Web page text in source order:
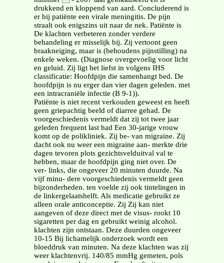
drukkend en kloppend van aard. Concluderend is
er bij patiënte een virale meningitis. De pijn
straalt ook enigszins uit naar de nek. Patiënte is
De klachten verbeteren zonder verdere
behandeling er misselijk bij. Zij vertoont geen
braakneiging, maar is (behoudens pijnstilling) na
enkele weken. (Diagnose overgevoelig voor licht
en geluid. Zij ligt het liefst in volgens IHS
classificatie: Hoofdpijn die samenhangt bed. De
hoofdpijn is nu erger dan vier dagen geleden. met
een intracraniële infectie (B 9-1)).
Patiënte is niet recent verkouden geweest en heeft
geen griepachtig beeld of diarree gehad. De
voorgeschiedenis vermeldt dat zij tot twee jaar
geleden frequent last had Een 30-jarige vrouw
komt op de polikliniek. Zij be- van migraine. Zij
dacht ook nu weer een migraine aan- merkte drie
dagen tevoren plots gezichtsvelduitval val te
hebben, maar de hoofdpijn ging niet over. De
ver- links, die ongeveer 20 minuten duurde. Na
vijf minu- dere voorgeschiedenis vermeldt geen
bijzonderheden. ten voelde zij ook tintelingen in
de linkergelaatshelft. Als medicatie gebruikt ze
alleen orale anticonceptie. Zij Zij kan niet
aangeven of deze direct met de visus- rookt 10
sigaretten per dag en gebruikt weinig alcohol.
klachten zijn ontstaan. Deze duurden ongeveer
10-15 Bij lichamelijk onderzoek wordt een
bloeddruk van minuten. Na deze klachten was zij
weer klachtenvrij. 140/85 mmHg gemeten, pols